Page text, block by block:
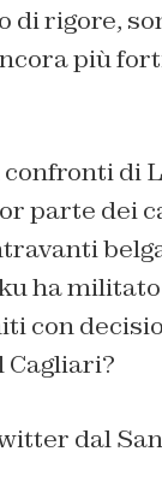
rigore,
più
di
parte dei
ha
con
Cagliari?
dal